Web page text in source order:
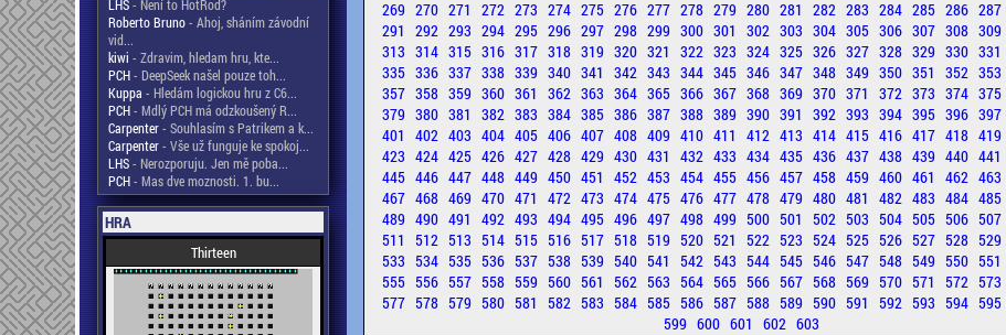
LHS- Není to HotRod?
Roberto Bruno- Ahoj, sháním závodní
vid...
kiwi - Zdravim, hledam hru, kte...
PCH- DeepSeek našel pouze toh...
Kuppa - Hledám logickou hru z C6...
PCH- Mdlý PCH má odzkoušený R...
Carpenter- Souhlasím s Patrikem a k...
Carpenter- Vše už funguje ke spokoj...
LHS- Nerozporuju. Jen mě poba...
PCH- Mas dve moznosti. 1. bu...
HRA
Thirteen
269 270 271 272 273 274 275 276 277 278 279 280 281 282 283 284 285 286 287
291 292 293 294 295 296 297 298 299 300 301 302 303 304 305 306 307 308 309
313 314 315 316 317 318 319 320 321 322 323 324 325 326 327 328 329 330 331
335 336 337 338 339 340 341 342 343 344 345 346 347 348 349 350 351 352 353
357 358 359 360 361 362 363 364 365 366 367 368 369 370 371 372 373 374 375
379 380 381 382 383 384 385 386 387 388 389 390 391 392 393 394 395 396 397
401 402 403 404 405 406 407 408 409 410 411 412 413 414 415 416 417 418 419
423 424 425 426 427 428 429 430 431 432 433 434 435 436 437 438 439 440 441
445 446 447 448 449 450 451 452 453 454 455 456 457 458 459 460 461 462 463
467 468 469 470 471 472 473 474 475 476 477 478 479 480 481 482 483 484 485
489 490 491 492 493 494 495 496 497 498 499 500 501 502 503 504 505 506 507
511 512 513 514 515 516 517 518 519 520 521 522 523 524 525 526 527 528 529
533 534 535 536 537 538 539 540 541 542 543 544 545 546 547 548 549 550 551
555 556 557 558 559 560 561 562 563 564 565 566 567 568 569 570 571 572 573
577 578 579 580 581 582 583 584 585 586 587 588 589 590 591 592 593 594 595
599 600 601 602 603